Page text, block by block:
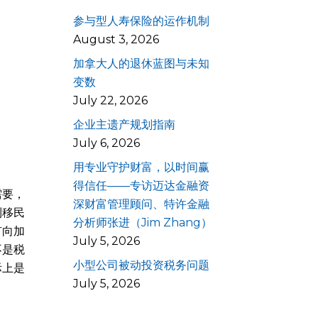
，
民
加
税
是
参与型人寿保险的运作机制
August 3, 2026
加拿大人的退休蓝图与未知
变数
July 22, 2026
企业主遗产规划指南
July 6, 2026
用专业守护财富，以时间赢
得信任——专访迈达金融资
深财富管理顾问、特许金融
分析师张进（Jim Zhang）
July 5, 2026
小型公司被动投资税务问题
July 5, 2026